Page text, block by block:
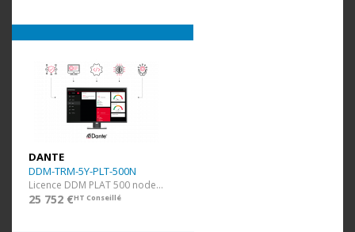
DANTE
DDM-TRM-5Y-PLT-500N
Licence DDM PLAT 500 nodes et 100 domaines + 5 ans
25 752 €HT Conseillé